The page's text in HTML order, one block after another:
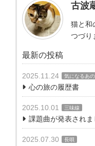
古波
猫と和
つづり
最新の投稿
2025.11.24 気になるあ
心の旅の履歴書
2025.10.01 三味線
課題曲が発表されま
2025.07.30 長唄